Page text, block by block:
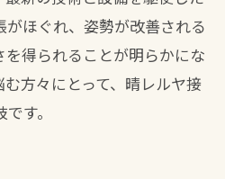
ほぐれ、姿勢が改善される
を得られることが明らかにな
方々にとって、晴レルヤ接
す。